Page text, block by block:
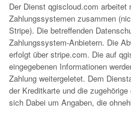
Der Dienst qgiscloud.com arbeitet
Zahlungssystemen zusammen
Stripe). Die betreffenden
Zahlungssystem-Anbietern. Die
erfolgt überstripe.com. Die auf
eingegebenen Informationen
Zahlung weitergeletet. Dem
der Kreditkarte und die
sich Dabei um Angaben, die